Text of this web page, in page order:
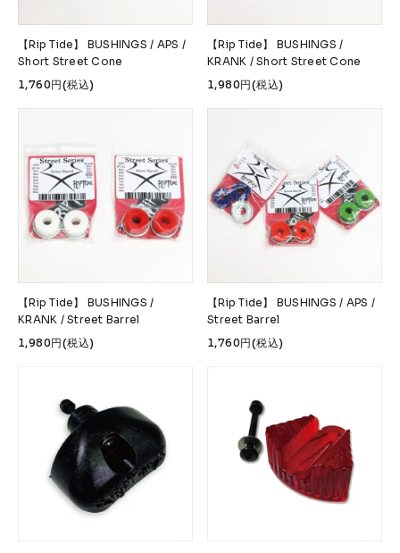
Complete Decks
Trucks Wheels
Griptape Safety Gear
Skate Bags & Cases Tools & Maintenance
ブランドから探す
W.P.S.I 九五館 -KYUGOKAN- Z-FLEX
PENNY Pro Shop CUSTOM COET
CHROME INDUSTRIES remilla
INDEPENDENT
【Rip Tide】 BUSHINGS / APS /
Short Street Cone
1,760円(税込)
【Rip Tide】 BUSHINGS /
KRANK / Short Street Cone
1,980円(税込)
【Rip Tide】 BUSHINGS /
KRANK / Street Barrel
1,980円(税込)
【Rip Tide】 BUSHINGS / APS /
Street Barrel
1,760円(税込)